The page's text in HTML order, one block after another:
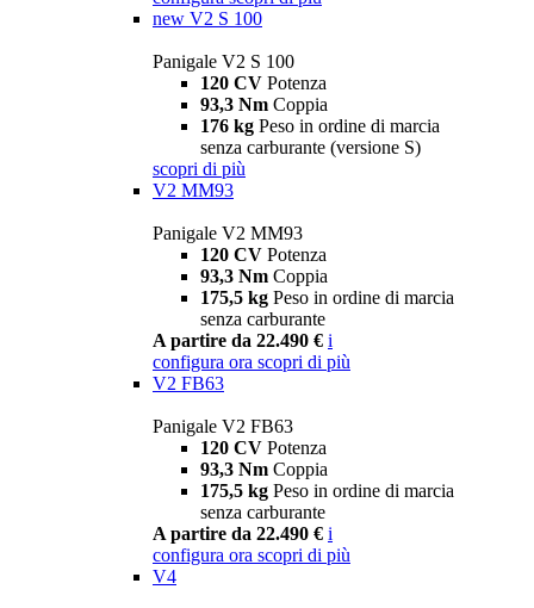
new V2 S 100
Panigale V2 S 100
120 CV Potenza
93,3 Nm Coppia
176 kg Peso in ordine di marcia
senza carburante (versione S)
scopri di più
V2 MM93
Panigale V2 MM93
120 CV Potenza
93,3 Nm Coppia
175,5 kg Peso in ordine di marcia
senza carburante
A partire da 22.490 € i
configura ora scopri di più
V2 FB63
Panigale V2 FB63
120 CV Potenza
93,3 Nm Coppia
175,5 kg Peso in ordine di marcia
senza carburante
A partire da 22.490 € i
configura ora scopri di più
V4